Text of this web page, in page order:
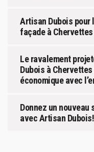
Artisan Dubois pour
façade à
Le ravalement
Dubois à
économique avec
Donnez un
avec Artisan Dubois!